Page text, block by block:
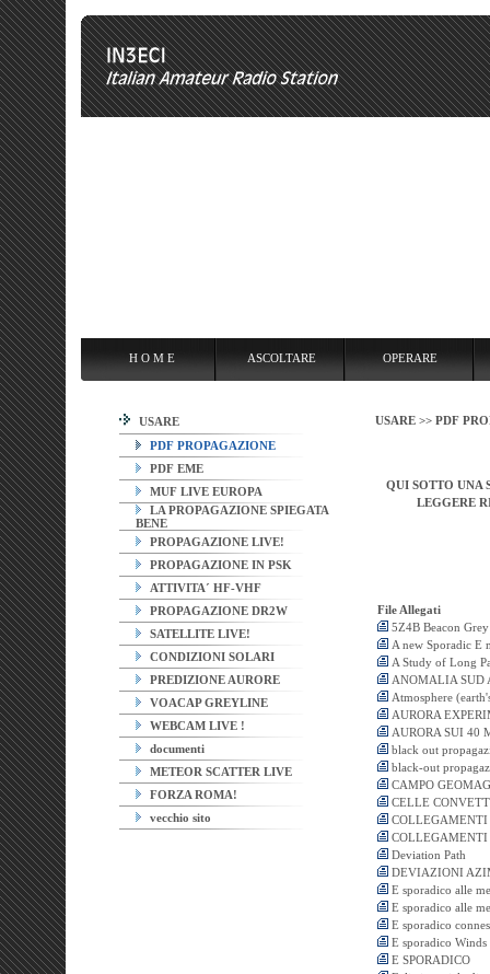
USARE
PDF PROPAGAZIONE
PDF EME
MUF LIVE EUROPA
LA PROPAGAZIONE SPIEGATA
BENE
PROPAGAZIONE LIVE!
PROPAGAZIONE IN PSK
ATTIVITA´ HF-VHF
PROPAGAZIONE DR2W
SATELLITE LIVE!
CONDIZIONI SOLARI
PREDIZIONE AURORE
VOACAP GREYLINE
WEBCAM LIVE !
documenti
METEOR SCATTER LIVE
FORZA ROMA!
vecchio sito
USARE >> PDF
QUI SOTTO UNA
LEGGERE
File Allegati
5Z4B Beacon
A new Sporadic E
A Study of Long
ANOMALIA SUD
Atmosphere
AURORA
AURORA SUI 40
black out
black-out
CAMPO
CELLE
Deviation Path
DEVIAZIONI
E sporadico alle
E sporadico alle
E sporadico
E sporadico
E SPORADICO
H O M E ASCOLTARE OPERARE